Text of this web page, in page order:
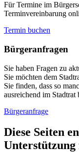
Für Termine im
Terminvereinbarung
Termin buchen
Bürger­anfragen
Sie haben Fragen zu
Sie möchten dem
Sie finden, dass so
ausreichend im Stadtrat
Bürgeranfrage
Diese Seiten
Unterstützung